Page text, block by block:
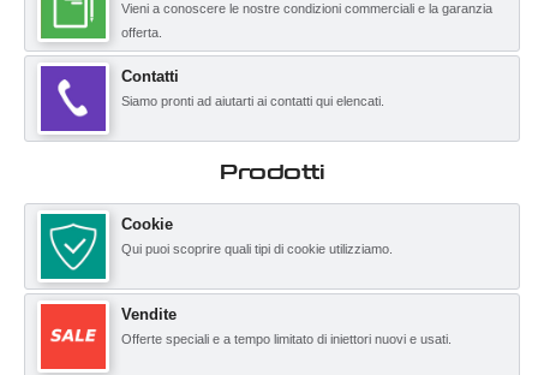
Vieni a conoscere le nostre condizioni commerciali e la garanzia
offerta.
Contatti
Siamo pronti ad aiutarti ai contatti qui elencati.
Prodotti
Cookie
Qui puoi scoprire quali tipi di cookie utilizziamo.
Vendite
Offerte speciali e a tempo limitato di iniettori nuovi e usati.